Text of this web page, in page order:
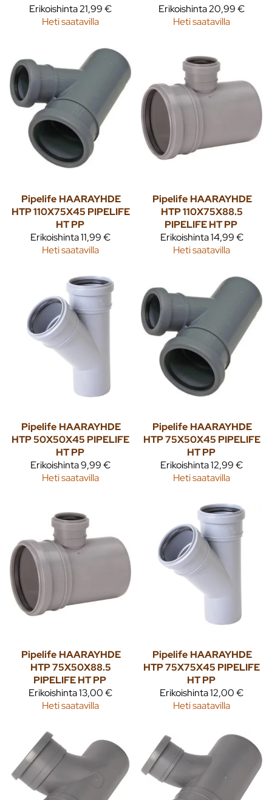
Erikoishinta21,99 €
Heti saatavilla
Erikoishinta20,99 €
Heti saatavilla
Pipelife HAARAYHDE
HTP 110X75X45 PIPELIFE
HT PP
Erikoishinta11,99 €
Heti saatavilla
Pipelife HAARAYHDE
HTP 110X75X88.5
PIPELIFE HT PP
Erikoishinta14,99 €
Heti saatavilla
Pipelife HAARAYHDE
HTP 50X50X45 PIPELIFE
HT PP
Erikoishinta9,99 €
Heti saatavilla
Pipelife HAARAYHDE
HTP 75X50X45 PIPELIFE
HT PP
Erikoishinta12,99 €
Heti saatavilla
Pipelife HAARAYHDE
HTP 75X50X88.5
PIPELIFE HT PP
Erikoishinta13,00 €
Heti saatavilla
Pipelife HAARAYHDE
HTP 75X75X45 PIPELIFE
HT PP
Erikoishinta12,00 €
Heti saatavilla